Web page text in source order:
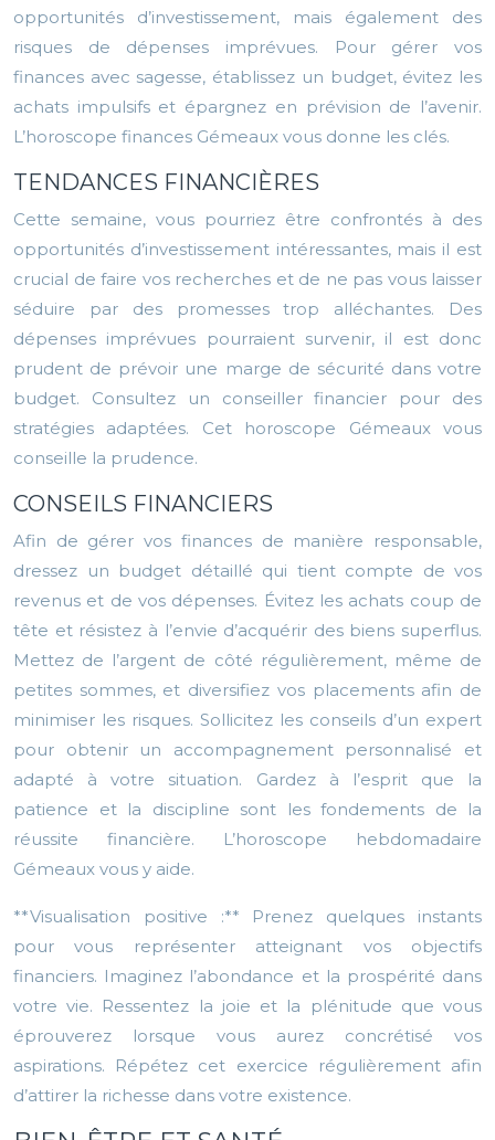
opportunités d’investissement, mais également des
risques de dépenses imprévues. Pour gérer vos
finances avec sagesse, établissez un budget, évitez les
achats impulsifs et épargnez en prévision de l’avenir.
L’horoscope finances Gémeaux vous donne les clés.
TENDANCES FINANCIÈRES
Cette semaine, vous pourriez être confrontés à des
opportunités d’investissement intéressantes, mais il est
crucial de faire vos recherches et de ne pas vous laisser
séduire par des promesses trop alléchantes. Des
dépenses imprévues pourraient survenir, il est donc
prudent de prévoir une marge de sécurité dans votre
budget. Consultez un conseiller financier pour des
stratégies adaptées. Cet horoscope Gémeaux vous
conseille la prudence.
CONSEILS FINANCIERS
Afin de gérer vos finances de manière responsable,
dressez un budget détaillé qui tient compte de vos
revenus et de vos dépenses. Évitez les achats coup de
tête et résistez à l’envie d’acquérir des biens superflus.
Mettez de l’argent de côté régulièrement, même de
petites sommes, et diversifiez vos placements afin de
minimiser les risques. Sollicitez les conseils d’un expert
pour obtenir un accompagnement personnalisé et
adapté à votre situation. Gardez à l’esprit que la
patience et la discipline sont les fondements de la
réussite financière. L’horoscope hebdomadaire
Gémeaux vous y aide.
**Visualisation positive :** Prenez quelques instants
pour vous représenter atteignant vos objectifs
financiers. Imaginez l’abondance et la prospérité dans
votre vie. Ressentez la joie et la plénitude que vous
éprouverez lorsque vous aurez concrétisé vos
aspirations. Répétez cet exercice régulièrement afin
d’attirer la richesse dans votre existence.